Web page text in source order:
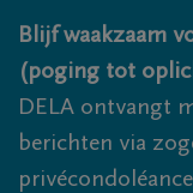
Overslaan en
Blijf waakzaam
(poging tot
DELA ontvangt
berichten via